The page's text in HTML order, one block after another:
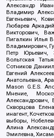
Александр
Владимир
Евгеньевич,
Любарев
Викторович,
Пигалкин Илья
Владимирович,
Петр
Вольтская
Сотников
Евгений
Анатольевна,
Mason G.E.S.
Мнение,
Александрович,
Скворцова
инагент,
выборы,
Алина
Эмилевна,